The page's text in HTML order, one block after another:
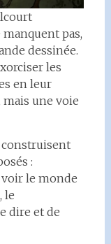
pas,
dessinée.
les
en leur
une voie
construisent
:
voir le monde
le
dire et de